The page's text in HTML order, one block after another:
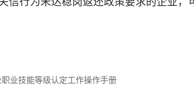
业技能等级认定工作操作手册